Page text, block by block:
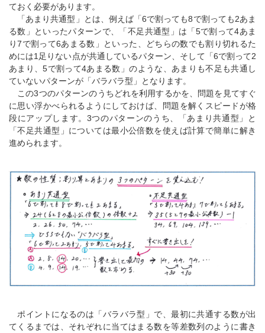
ておく必要があります。
「あまり共通型」とは、例えば「6で割っても8で割っても2あま
る数」といったパターンで、「不足共通型」は「5で割って4あま
り7で割って6あまる数」といった、どちらの数でも割り切れるた
めには1足りない点が共通しているパターン、そして「6で割って2
あまり、5で割って4あまる数」のような、あまりも不足も共通し
ていないパターンが「バラバラ型」となります。
この3つのパターンのうちどれを利用するかを、問題を見てすぐ
に思い浮かべられるようにしておけば、問題を解くスピードが格
段にアップします。3つのパターンのうち、「あまり共通型」と
「不足共通型」については最小公倍数を使えば計算で簡単に解き
進められます。
ポイントになるのは「バラバラ型」で、最初に共通する数が出
てくるまでは、それぞれに当てはまる数を等差数列のように書き